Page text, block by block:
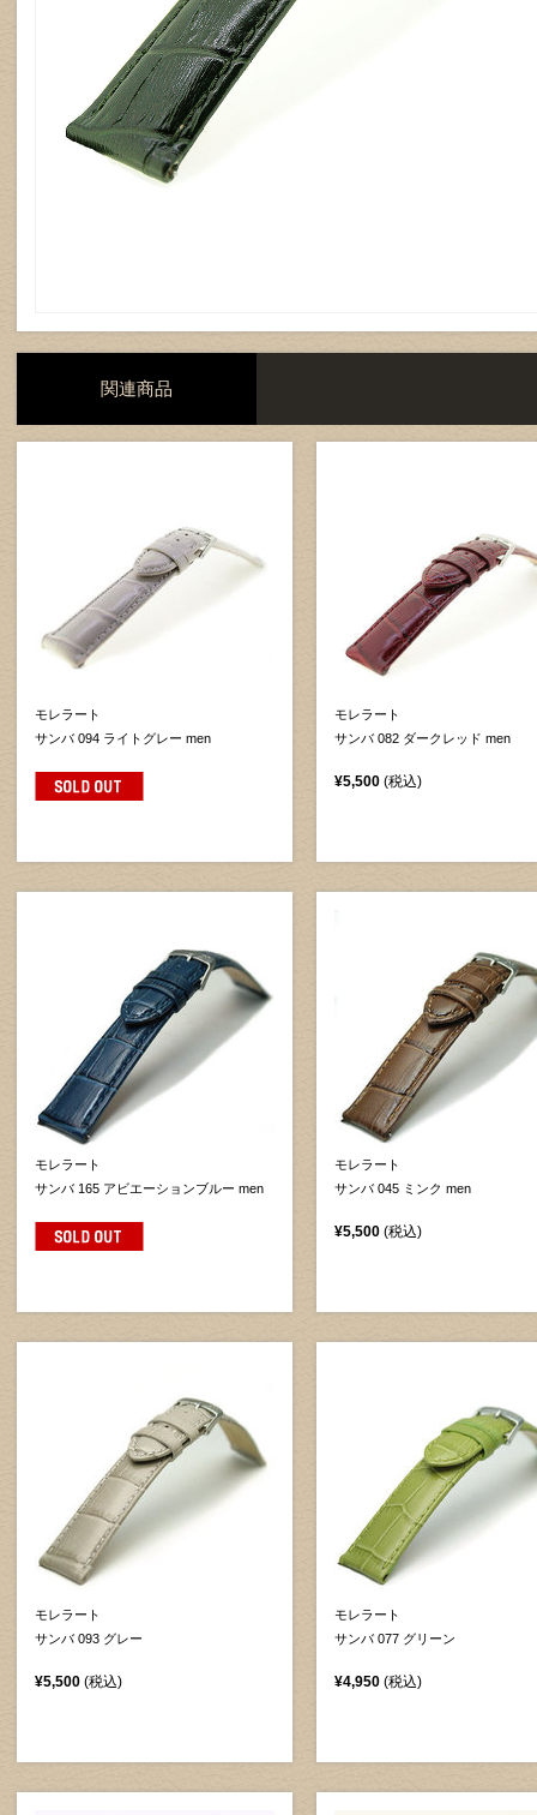
関連商品
モレラート
サンバ 094 ライトグレー men
モレラート
サンバ 082 ダークレッド men
¥5,500 (税込)
モレラート
サンバ 165 アビエーションブルー men
モレラート
サンバ 045 ミンク men
¥5,500 (税込)
モレラート
サンバ 093 グレー
¥5,500 (税込)
モレラート
サンバ 077 グリーン
¥4,950 (税込)